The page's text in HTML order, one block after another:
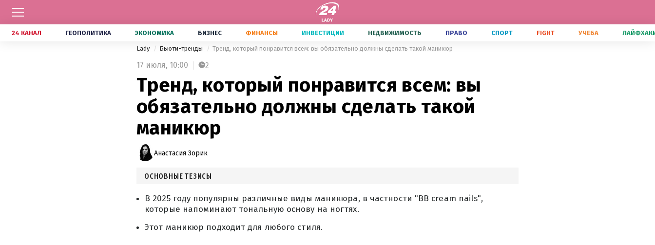
24 КАНАЛ ГЕОПОЛИТИКА ЭКОНОМИКА БИЗНЕС ФИНАНСЫ ИНВЕСТИЦИИ НЕДВИЖИМОСТЬ ПРАВО СПОРТ FIGHT УЧЕБА
Lady Бьюти-тренды Тренд, который понравится всем: вы обязательно должны сделать такой маникюр
17 июля, 10:00 2
Тренд, который понравится всем: вы
обязательно должны сделать такой
маникюр
Анастасия Зорик
ОСНОВНЫЕ ТЕЗИСЫ
В 2025 году популярны различные виды маникюра, в частности "BB cream nails",
которые напоминают тональную основу на ногтях.
Этот маникюр подходит для любого стиля.